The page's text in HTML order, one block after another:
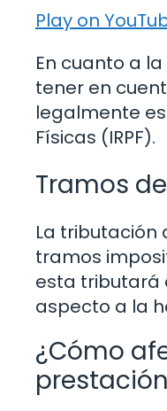
Play on
En cuanto a
tener en
legalmente
Físicas (IRPF).
Tramos
La tributación
tramos
esta tributará
aspecto a la
¿Cómo